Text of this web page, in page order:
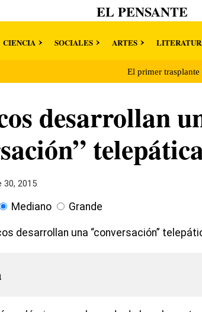
EL PENSANTE
CIENCIA SOCIALES ARTES
El primer
desarrollan
30, 2015
Mediano Grande